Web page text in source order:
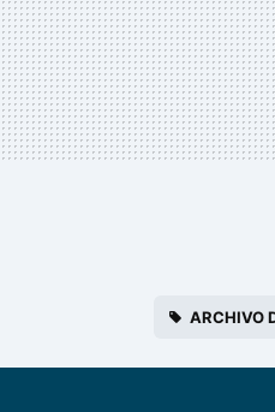
ARCHIVO